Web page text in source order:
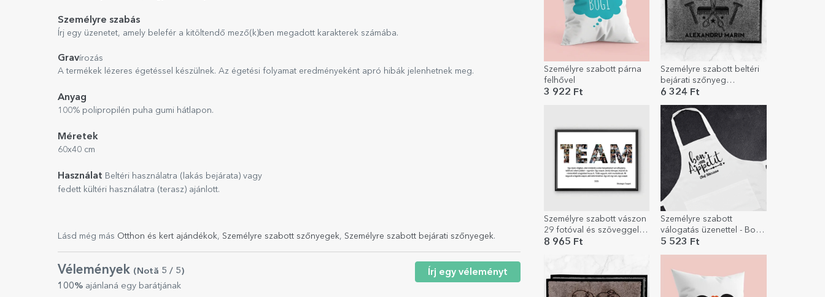
Személyre szabott párna
felhővel
3 922 Ft
Személyre szabott beltéri
bejárati szőnyeg
szöveggel - Barber Shop
6 324 Ft
Személyre szabott vászon
29 fotóval és szöveggel –
Legjobb csapat
8 965 Ft
Személyre szabott
válogatás üzenettel - Bon
Apetit
5 523 Ft
Személyre szabás
Írj egy üzenetet, amely belefér a kitöltendő mező(k)ben megadott karakterek számába.
Gravírozás
A termékek lézeres égetéssel készülnek. Az égetési folyamat eredményeként apró hibák jelenhetnek meg.
Anyag
100% polipropilén puha gumi hátlapon.
Méretek
60x40 cm
Használat Beltéri használatra (lakás bejárata) vagy
fedett kültéri használatra (terasz) ajánlott.
Lásd még más Otthon és kert ajándékok, Személyre szabott szőnyegek, Személyre szabott bejárati szőnyegek.
Vélemények (Notă 5 / 5)
100% ajánlaná egy barátjának
Írj egy véleményt